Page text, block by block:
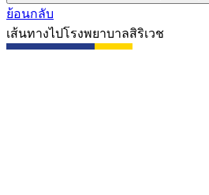
ย้อนกลับ
เส้นทางไปโรงพยาบาลสิริเวช